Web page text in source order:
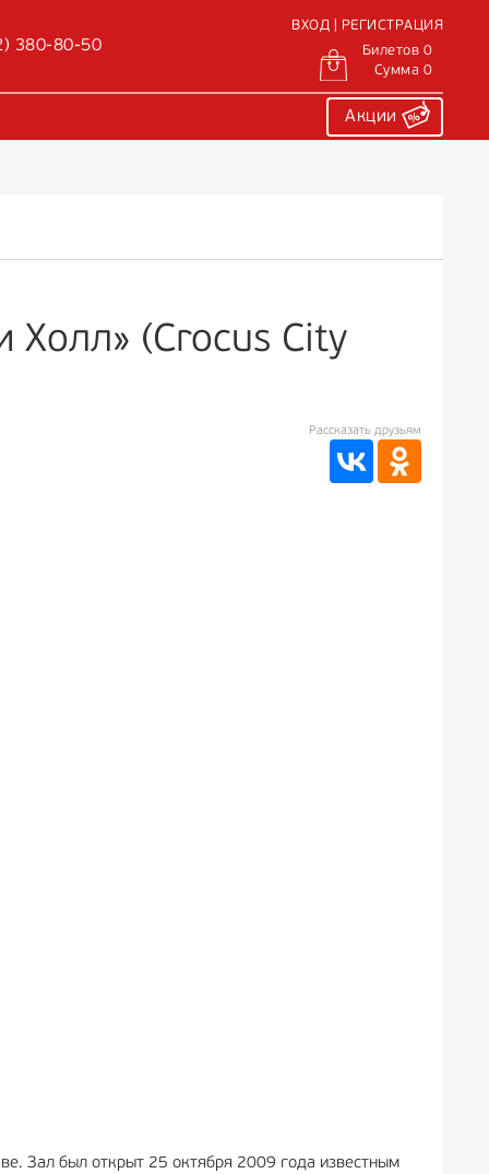
380-80-50
ВХОД | РЕГИСТРАЦИЯ
Билетов 0
Сумма 0
Акции
Холл» (Crocus City
Рассказать друзьям
Зал был открыт 25 октября 2009 года известным